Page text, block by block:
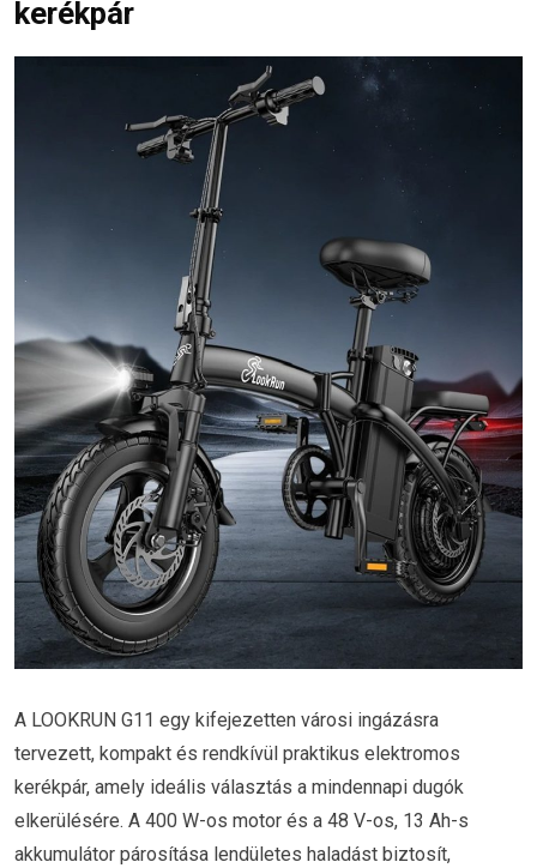
kerékpár
A LOOKRUN G11 egy kifejezetten városi ingázásra
tervezett, kompakt és rendkívül praktikus elektromos
kerékpár, amely ideális választás a mindennapi dugók
elkerülésére. A 400 W-os motor és a 48 V-os, 13 Ah-s
akkumulátor párosítása lendületes haladást biztosít,